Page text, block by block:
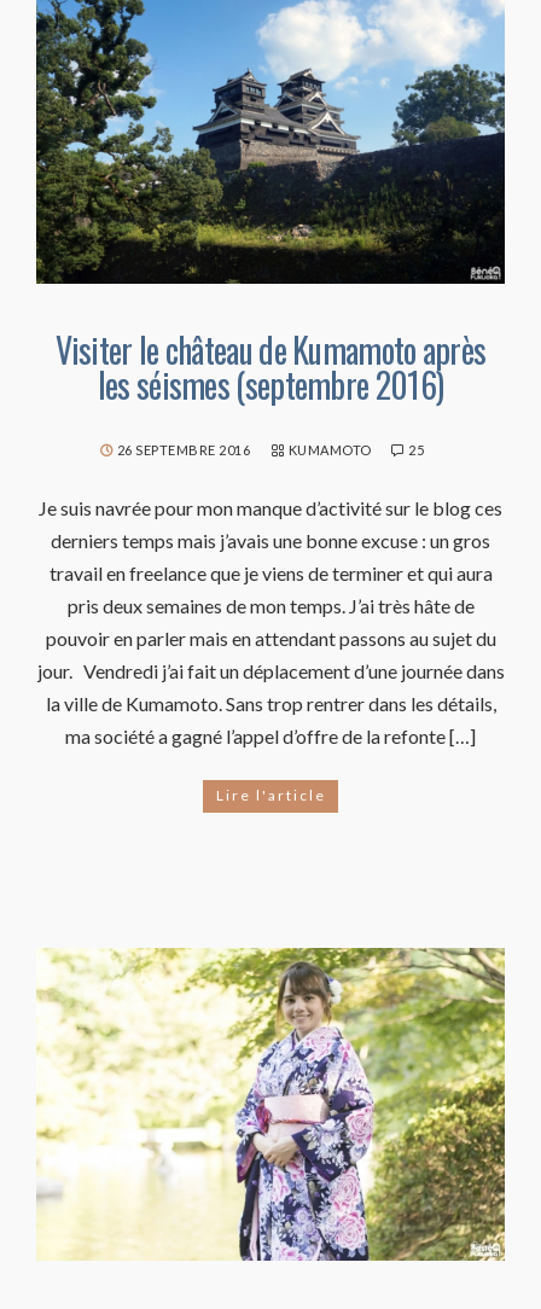
Visiter le château de Kumamoto après
les séismes (septembre 2016)
26 SEPTEMBRE 2016 KUMAMOTO 25
Je suis navrée pour mon manque d’activité sur le blog ces
derniers temps mais j’avais une bonne excuse : un gros
travail en freelance que je viens de terminer et qui aura
pris deux semaines de mon temps. J’ai très hâte de
pouvoir en parler mais en attendant passons au sujet du
jour. Vendredi j’ai fait un déplacement d’une journée dans
la ville de Kumamoto. Sans trop rentrer dans les détails,
ma société a gagné l’appel d’offre de la refonte […]
Lire l'article